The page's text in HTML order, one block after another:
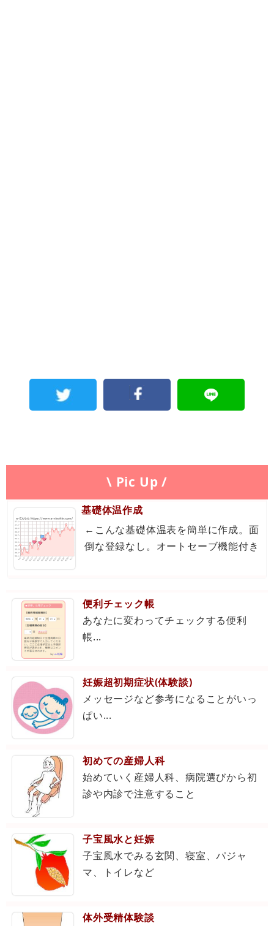
\ Pic Up /
基礎体温作成
←こんな基礎体温表を簡単に作成。面
倒な登録なし。オートセーブ機能付き
便利チェック帳
あなたに変わってチェックする便利
帳...
妊娠超初期症状(体験談)
メッセージなど参考になることがいっ
ぱい...
初めての産婦人科
始めていく産婦人科、病院選びから初
診や内診で注意すること
子宝風水と妊娠
子宝風水でみる玄関、寝室、パジャ
マ、トイレなど
体外受精体験談